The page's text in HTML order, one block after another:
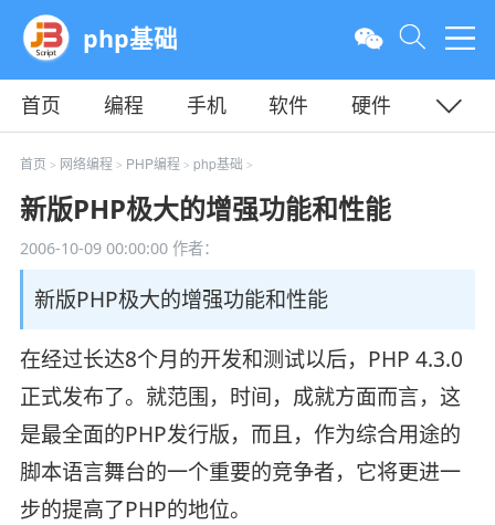
php基础
首页 编程 手机 软件
硬件
教程
平面 服务器
首页 > 网络编程 > PHP编程 > php基础 >
新版PHP极大的增强功能和性能
2006-10-09 00:00:00作者：
新版PHP极大的增强功能和性能
在经过长达8个月的开发和测试以后，PHP 4.3.0
正式发布了。就范围，时间，成就方面而言，这
是最全面的PHP发行版，而且，作为综合用途的
脚本语言舞台的一个重要的竞争者，它将更进一
步的提高了PHP的地位。